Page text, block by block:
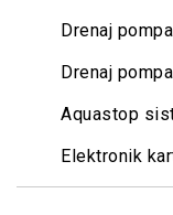
Drenaj
Drenaj
Aquastop
Elektronik